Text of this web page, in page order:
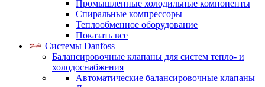
Промышленные холодильные компоненты
Спиральные компрессоры
Теплообменное оборудование
Показать все
Системы Danfoss
Балансировочные клапаны для систем тепло- и
холодоснабжения
Автоматические балансировочные клапаны